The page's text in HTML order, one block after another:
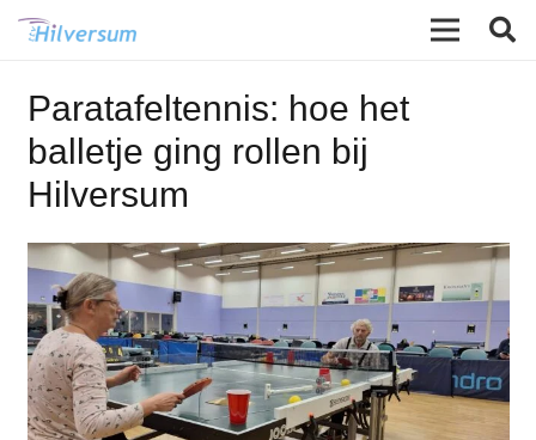
Paratafeltennis: hoe het
balletje ging rollen bij
Hilversum